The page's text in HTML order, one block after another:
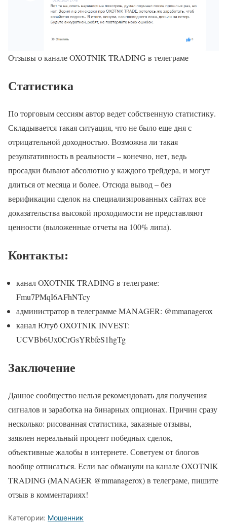
Отзывы о канале OXOTNIK TRADING в телеграме
Статистика
По торговым сессиям автор ведет собственную статистику.
Складывается такая ситуация, что не было еще дня с
отрицательной доходностью. Возможна ли такая
результативность в реальности – конечно, нет, ведь
просадки бывают абсолютно у каждого трейдера, и могут
длиться от месяца и более. Отсюда вывод – без
верификации сделок на специализированных сайтах все
доказательства высокой проходимости не представляют
ценности (выложенные отчеты на 100% липа).
Контакты:
канал OXOTNIK TRADING в телеграме:
Fmu7PMqI6AFhNTcy
администратор в телеграмме MANAGER: @mmanagerox
канал Ютуб OXOTNIK INVEST:
UCVBb6Ux0CrGsYRbfeS1hgTg
Заключение
Данное сообщество нельзя рекомендовать для получения
сигналов и заработка на бинарных опционах. Причин сразу
несколько: рисованная статистика, заказные отзывы,
заявлен нереальный процент победных сделок,
объективные жалобы в интернете. Советуем от блогов
вообще отписаться. Если вас обманули на канале OXOTNIK
TRADING (MANAGER @mmanagerox) в телеграме, пишите
отзыв в комментариях!
Категории: Мошенник